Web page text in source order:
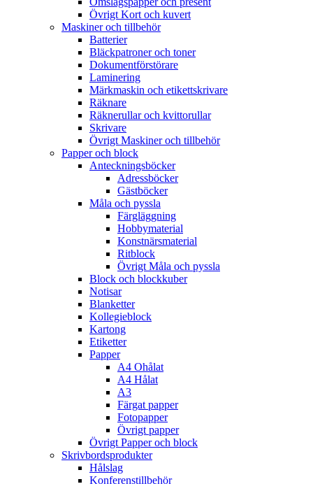
Övrigt Kort och kuvert
Maskiner och tillbehör
Batterier
Bläckpatroner och toner
Dokumentförstörare
Laminering
Märkmaskin och etikettskrivare
Räknare
Räknerullar och kvittorullar
Skrivare
Övrigt Maskiner och tillbehör
Papper och block
Anteckningsböcker
Adressböcker
Gästböcker
Måla och pyssla
Färgläggning
Hobbymaterial
Konstnärsmaterial
Ritblock
Övrigt Måla och pyssla
Block och blockkuber
Notisar
Blanketter
Kollegieblock
Kartong
Etiketter
Papper
A4 Ohålat
A4 Hålat
A3
Färgat papper
Fotopapper
Övrigt papper
Övrigt Papper och block
Skrivbordsprodukter
Hålslag
Konferenstillbehör